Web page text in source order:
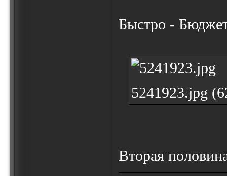
Быстро -
5241923.jpg
Вторая